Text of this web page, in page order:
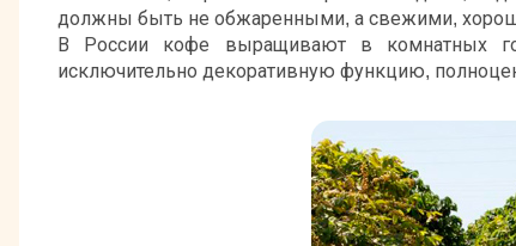
должны быть не обжаренными, а свежими,
В России кофе выращивают в комнатных
исключительно декоративную функцию,